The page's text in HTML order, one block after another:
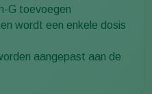
G toevoegen
wordt een enkele dosis
aangepast aan de